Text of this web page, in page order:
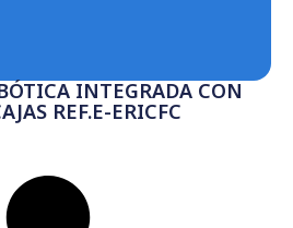
INTEGRADA CON
REF.E-ERICFC